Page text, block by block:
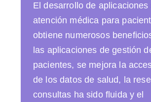
El desarrollo de aplicaciones
atención médica para
obtiene numerosos
las aplicaciones de gestión
pacientes, se mejora la
de los datos de salud, la
consultas ha sido fluida y el